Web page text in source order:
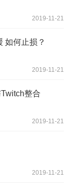
2019-11-21
如何止损？
2019-11-21
整合
2019-11-21
2019-11-21